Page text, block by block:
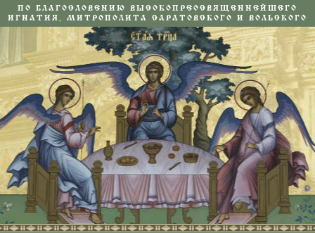
ПО БЛАГОСЛОВЕНИЮ ВЫСОКОПРЕОСВЯЩЕННЕЙШЕГО
ИГНАТИЯ, МИТРОПОЛИТА САРАТОВСКОГО И ВОЛЬСКОГО